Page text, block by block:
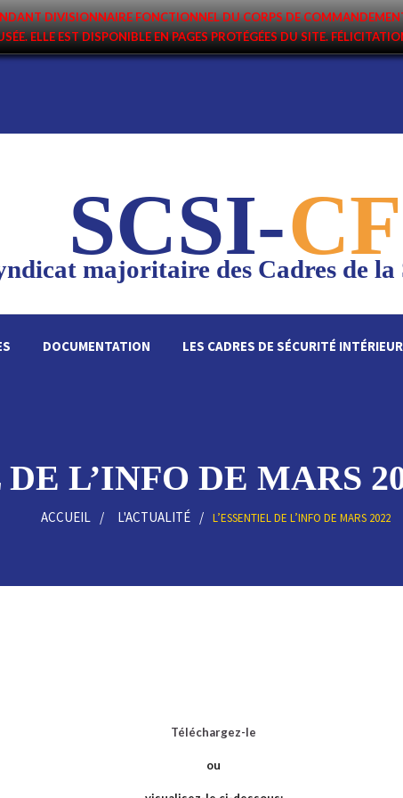
DIVISIONNAIRE FONCTIONNEL DU CORPS DE
ELLE EST DISPONIBLE EN PAGES PROTÉGÉES DU SITE.
SCSI-
majoritaire des Cadres de
DOCUMENTATION LES CADRES DE SÉCURITÉ
L’INFO DE MARS
ACCUEIL L'ACTUALITÉ L’ESSENTIEL DE L’INFO DE MARS 2022
Téléchargez-le
ou